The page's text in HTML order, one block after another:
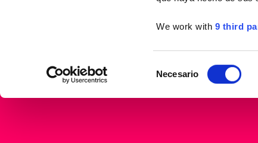
We work with 9 third
de
Necesario